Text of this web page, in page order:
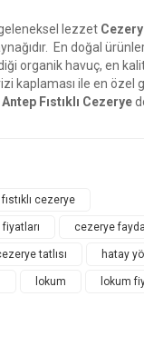
lezzet
En doğal
organik havuç, en
kaplaması ile en özel
Antep Fıstıklı Cezerye
cezerye
fiyatları cezerye
tatlısı hatay
lokum lokum